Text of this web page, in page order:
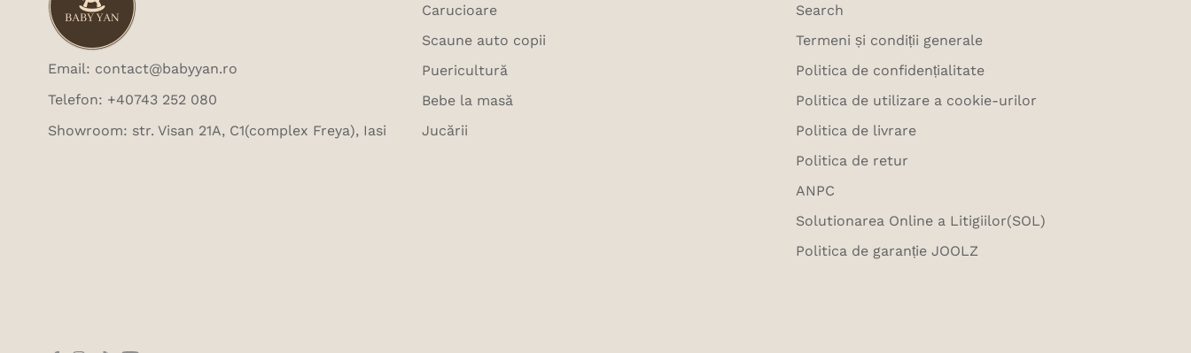
Email: contact@babyyan.ro
Telefon: +40743 252 080
Showroom: str. Visan 21A, C1(complex Freya), Iasi
Carucioare
Scaune auto copii
Puericultură
Bebe la masă
Jucării
Search
Termeni și condiții generale
Politica de confidențialitate
Politica de utilizare a cookie-urilor
Politica de livrare
Politica de retur
ANPC
Solutionarea Online a Litigiilor(SOL)
Politica de garanție JOOLZ